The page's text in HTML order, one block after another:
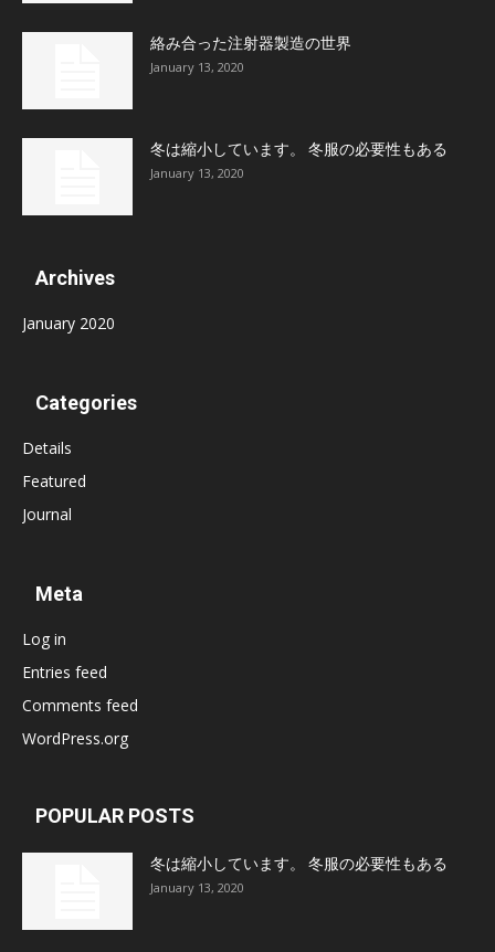
絡み合った注射器製造の世界
January 13, 2020
冬は縮小しています。 冬服の必要性もある
January 13, 2020
Archives
January 2020
Categories
Details
Featured
Journal
Meta
Log in
Entries feed
Comments feed
WordPress.org
POPULAR POSTS
冬は縮小しています。 冬服の必要性もある
January 13, 2020